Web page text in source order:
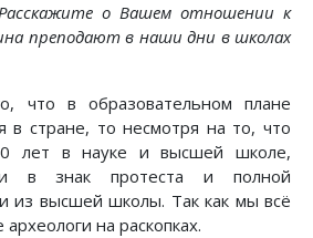
о Вашем отношении к
преподают в наши дни в школах
что в образовательном плане
в стране, то несмотря на то, что
лет в науке и высшей школе,
в знак протеста и полной
из высшей школы. Так как мы всё
на раскопках.